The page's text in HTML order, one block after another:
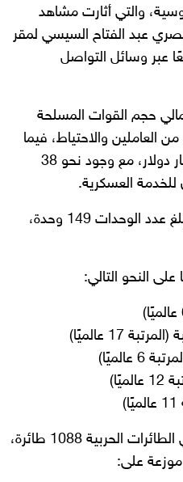
الروسية، والتي أثارت مشاهد
عبد الفتاح السيسي لمقر
عبر وسائل التواصل
حجم القوات المسلحة
جندي من العاملين والاحتياط، فيما
تبلغ ميزانية الدفاع نحو 5.1 مليار دولار، مع وجود نحو 38
العسكرية.
وفيما يتعلق بالقوات البحرية، بلغ عدد الوحدات 149 وحدة،
على النحو التالي:
وفي القوات الجوية، بلغ إجمالي الطائرات الحربية 1088 طائرة،